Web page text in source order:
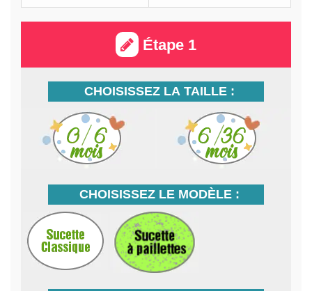
Étape 1
CHOISISSEZ LA TAILLE :
CHOISISSEZ LE MODÈLE :